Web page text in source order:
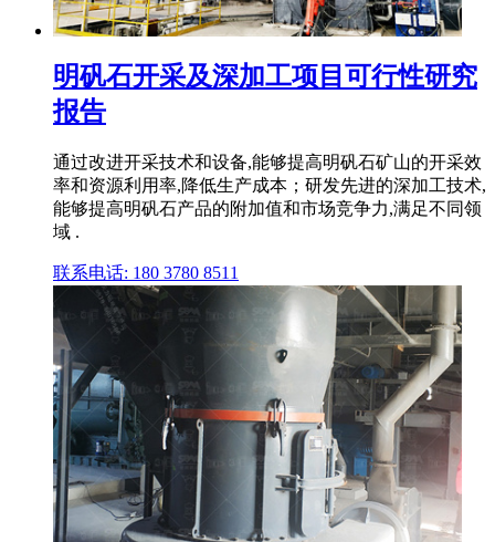
明矾石开采及深加工项目可行性研究
报告
通过改进开采技术和设备,能够提高明矾石矿山的开采效
率和资源利用率,降低生产成本；研发先进的深加工技术,
能够提高明矾石产品的附加值和市场竞争力,满足不同领
域 .
联系电话: 180 3780 8511